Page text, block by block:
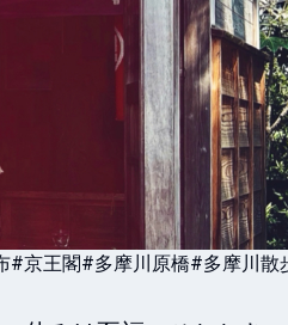
#京王閣#多摩川原橋#多摩川散